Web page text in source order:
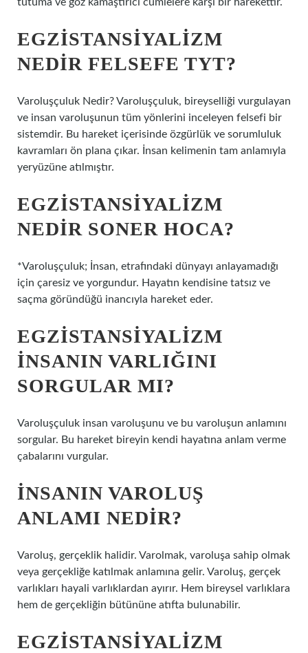
EGZISTANSIYALIZM
NEDIR FELSEFE TYT?
Varoluşçuluk Nedir? Varoluşçuluk, bireyselliği vurgulayan
ve insan varoluşunun tüm yönlerini inceleyen felsefi bir
sistemdir. Bu hareket içerisinde özgürlük ve sorumluluk
kavramları ön plana çıkar. İnsan kelimenin tam anlamıyla
yeryüzüne atılmıştır.
EGZISTANSIYALIZM
NEDIR SONER HOCA?
*Varoluşçuluk; İnsan, etrafındaki dünyayı anlayamadığı
için çaresiz ve yorgundur. Hayatın kendisine tatsız ve
saçma göründüğü inancıyla hareket eder.
EGZISTANSIYALIZM
INSANIN VARLIĞINI
SORGULAR MI?
Varoluşçuluk insan varoluşunu ve bu varoluşun anlamını
sorgular. Bu hareket bireyin kendi hayatına anlam verme
çabalarını vurgular.
İNSANIN VAROLUŞ
ANLAMI NEDIR?
Varoluş, gerçeklik halidir. Varolmak, varoluşa sahip olmak
veya gerçekliğe katılmak anlamına gelir. Varoluş, gerçek
varlıkları hayali varlıklardan ayırır. Hem bireysel varlıklara
hem de gerçekliğin bütününe atıfta bulunabilir.
EGZISTANSIYALIZM